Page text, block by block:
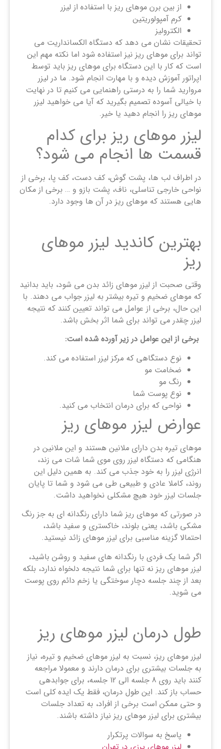
از بین برن موهای ریز با استفاده از لیزر
کرم آمپولوریتین
الکترولیز
تحقیقات نشان می دهد که دستگاه الکسانداریت می
تواند برای موهای ریز نیز استفاده شود اما نکته مهم این
است که کار با این دستگاه برای موهای ریز باید توسط
اپراتور آموزش دیده و با مهارت انجام شود. ما در لیزر
مروارید شما را به درستی راهنمایی می کنیم تا در نهایت
با خیالی آسوده تصمیم بگیرید که آیا می خواهید لیزر
موهای ریز را انجام دهید یا خیر.
لیزر موهای ریز برای کدام
قسمت‌ ها انجام می‌ شود؟
در اطراف لب ‌ها، پشت گوش، کف دست، کف پا، برخی از
نواحی خارجی تناسلی، ناف، پشت بازو و … برخی از مکان
هایی هستند که موهای ریز در آن ها وجود دارد.
بهترین کاندید لیزر موهای
ریز
وقتی صحبت از لیزر موهای زائد بدن می شود، باید بدانید
که موهای ضخیم و تیره بیشتر به لیزر جواب می دهند. با
این حال، برخی از عوامل می تواند تعیین کنند که نتیجه
لیزر چقدر می تواند برای شما اثر بخش باشد.
برخی از این عوامل در زیر آورده شده است:
نوع دستگاهی که مرکز لیزر استفاده می کند.
ضخامت مو
رنگ مو
نوع پوست شما
نواحی که برای درمان انتخاب می کنید.
عوارض لیزر موهای ریز
موهای تیره بدن دارای ملانین هستند و این ملانین در
هنگامی که دستگاه لیزر روی موی شما شات می زند،
انرژی لیزر را به خود جذب می کند. به همین دلیل این
روند، کاملا عادی و طبیعی طی می شود و شما تا پایان
جلسات لیزر خود هیچ مشکلی نخواهید داشت.
در صورتی که موهای ریز شما دارای رنگدانه ای به جز رنگ
مشکی باشد، یعنی بلوند، خاکستری و سفید باشد،
احتمالا گزینه مناسبی برای لیزر موهای زائد نیستید.
اگر شما یک فردی با رنگدانه های سفید و روشن باشید،
لیزر موهای ریز نه تنها برای شما نتیجه دلخواه ندارد، بلکه
بعد از چند جلسه دچار سوختگی یا زخم دائم روی پوست
می شوید.
طول درمان لیزر موهای ریز
لیزر موهای ریز، نسبت به لیزر موهای ضخیم و تیره، نیاز
به جلسات بیشتری برای درمان دارند و معمولا مراجعه
کنند باید روی 8 جلسه الی 12 جلسه، برای جوابدهی
حساب باز کند. این طول درمان، فقط یک ایده کلی است
و حتی ممکن است برخی از افراد، به تعداد جلسات
بیشتری برای لیزر موهای ریز نیاز داشته باشند.
پاسخ به سوالات پرتکرار